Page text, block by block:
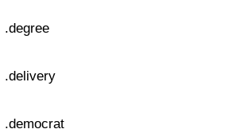
.degree
.delivery
.democrat